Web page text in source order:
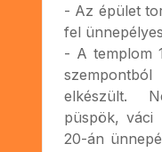
- Az épület
fel
- A templom
elkészült.
püspök, váci
20-án